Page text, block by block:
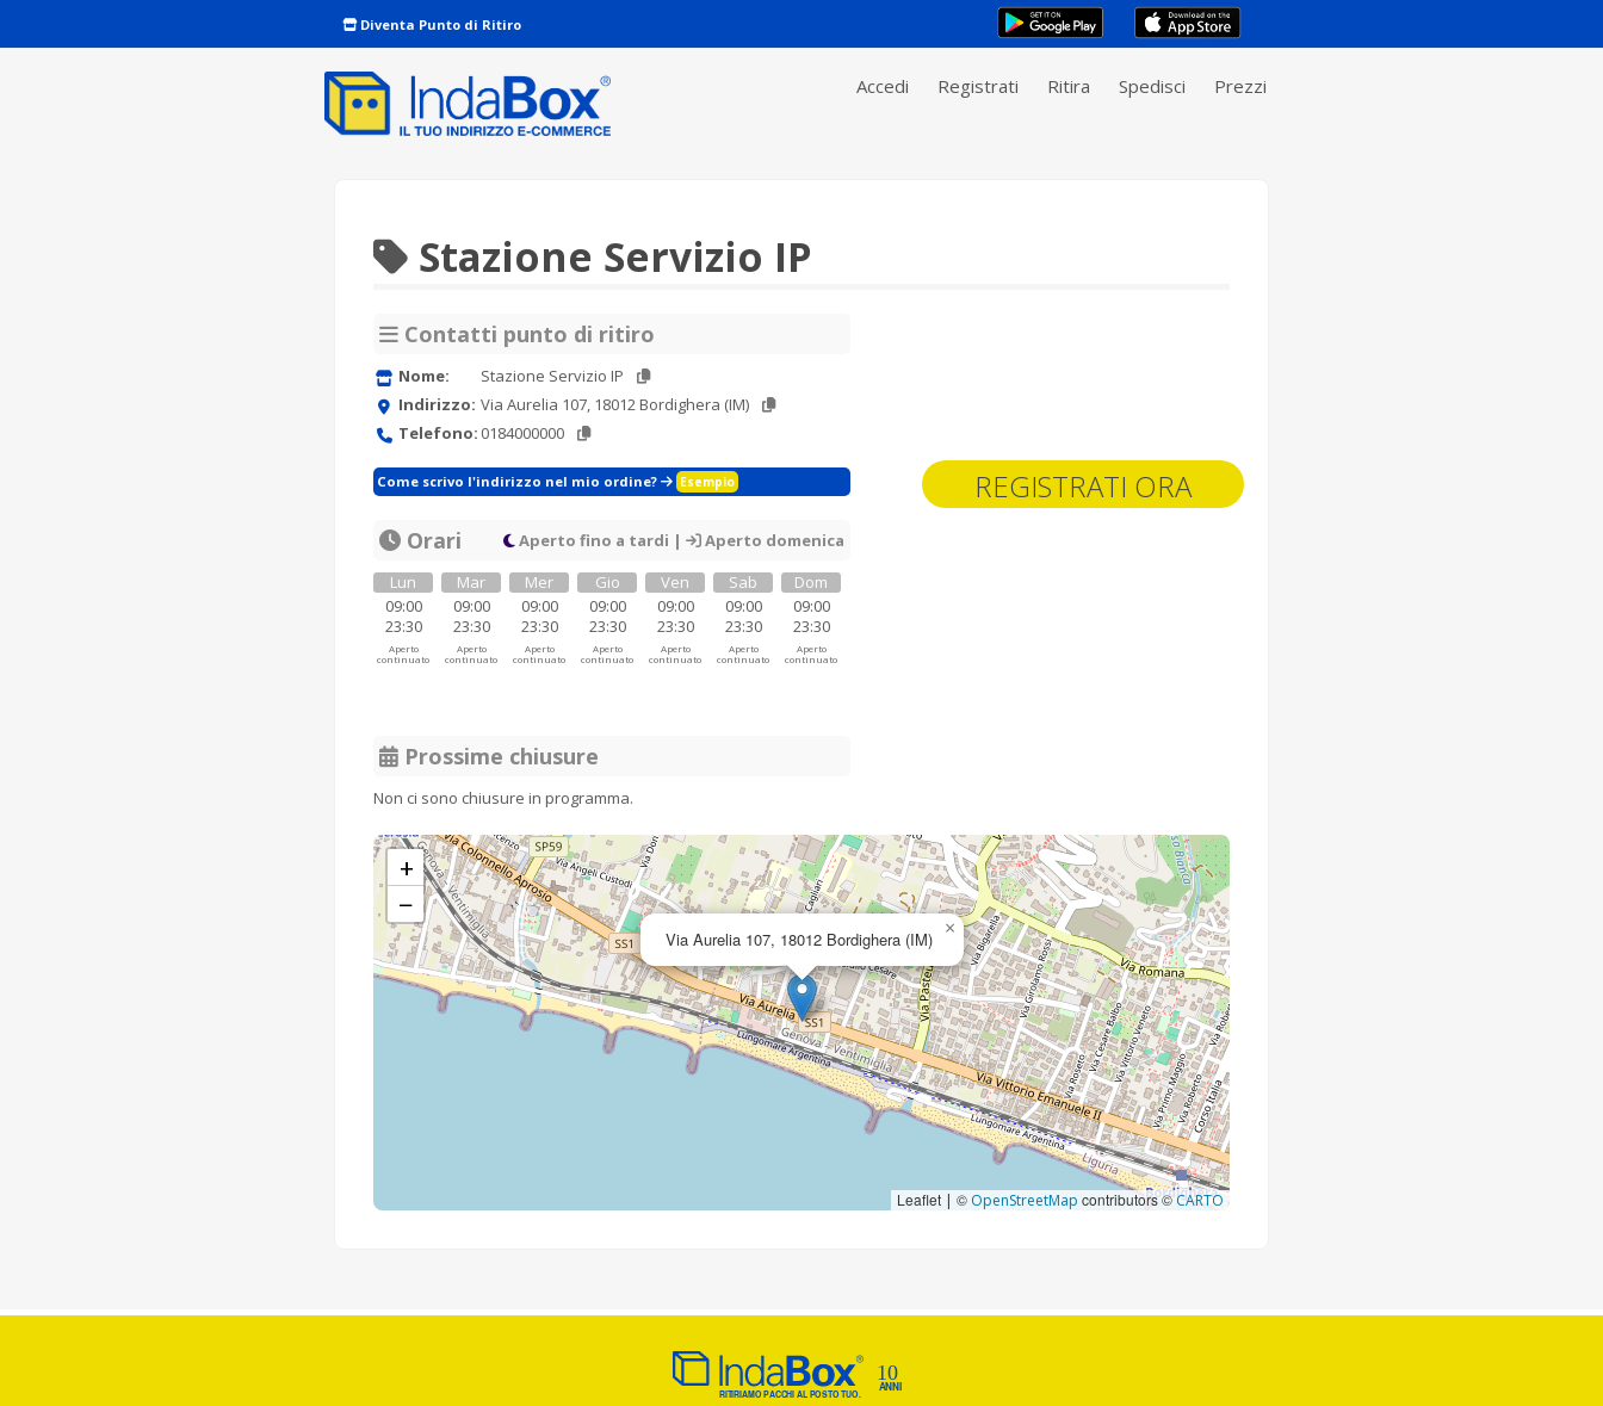
Diventa Punto di Ritiro
Accedi Registrati Ritira Spedisci Prezzi
REGISTRATI ORA
Stazione Servizio IP
Contatti punto di ritiro
Nome:
Stazione Servizio IP
Indirizzo: Via Aurelia 107, 18012 Bordighera (IM)
Telefono: 0184000000
Come scrivo l'indirizzo nel mio ordine? Esempio
Orari Aperto fino a tardi |
Aperto domenica
Lun
09:00
23:30
Aperto
continuato
Mar
09:00
23:30
Aperto
continuato
Mer
09:00
23:30
Aperto
continuato
Gio
09:00
23:30
Aperto
continuato
Ven
09:00
23:30
Aperto
continuato
Sab
09:00
23:30
Aperto
continuato
Dom
09:00
23:30
Aperto
continuato
Prossime chiusure
Non ci sono chiusure in programma.
Via Aurelia 107, 18012 Bordighera (IM) ×
+
−
Leaflet | © OpenStreetMap contributors ©CARTO